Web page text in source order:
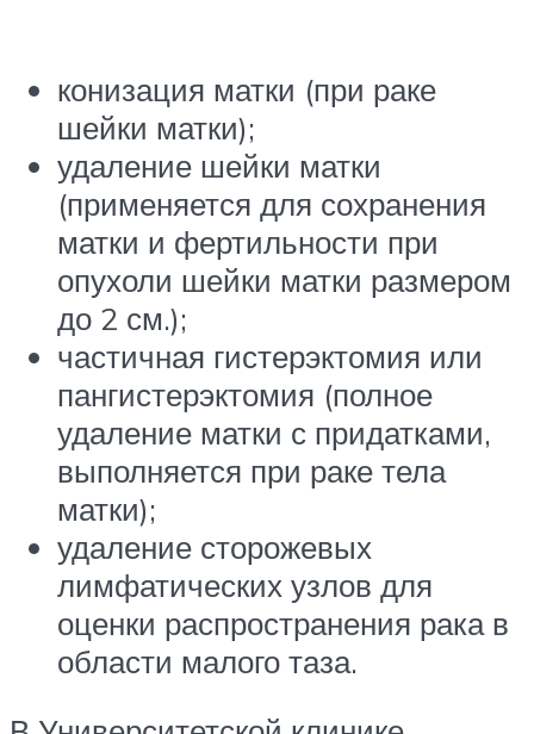
конизация матки (при раке
шейки матки);
удаление шейки матки
(применяется для сохранения
матки и фертильности при
опухоли шейки матки размером
до 2 см.);
частичная гистерэктомия или
пангистерэктомия (полное
удаление матки с придатками,
выполняется при раке тела
матки);
удаление сторожевых
лимфатических узлов для
оценки распространения рака в
области малого таза.